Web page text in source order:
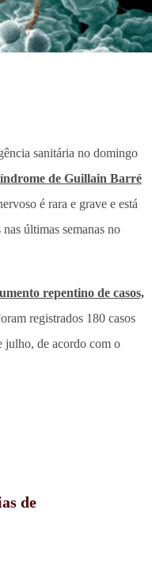
sanitária no domingo
de Guillain Barré
é rara e grave e está
últimas semanas no
repentino de casos,
registrados 180 casos
julho, de acordo com o
de